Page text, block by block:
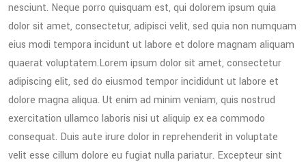
nesciunt. Neque porro quisquam est, qui dolorem ipsum quia
dolor sit amet, consectetur, adipisci velit, sed quia non numquam
eius modi tempora incidunt ut labore et dolore magnam aliquam
quaerat voluptatem.Lorem ipsum dolor sit amet, consectetur
adipiscing elit, sed do eiusmod tempor incididunt ut labore et
dolore magna aliqua. Ut enim ad minim veniam, quis nostrud
exercitation ullamco laboris nisi ut aliquip ex ea commodo
consequat. Duis aute irure dolor in reprehenderit in voluptate
velit esse cillum dolore eu fugiat nulla pariatur. Excepteur sint